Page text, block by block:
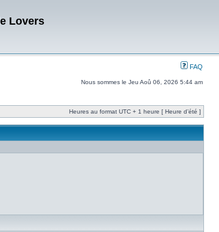
Lovers
FAQ
Nous sommes le Jeu Aoû 06, 2026 5:44 am
Heures au format UTC + 1 heure [ Heure d’été ]